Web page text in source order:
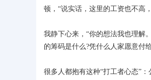
顿，“说实话，这里的工资也不高
我静下心来，“你的想法我也理解
的筹码是什么?凭什么人家愿意付
很多人都抱有这种“打工者心态”